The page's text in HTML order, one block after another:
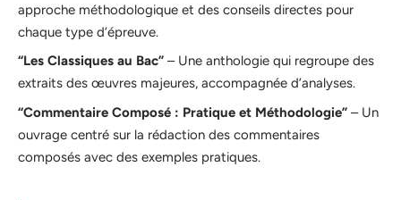
approche méthodologique et des conseils directes pour
chaque type d’épreuve.
“Les Classiques au Bac” – Une anthologie qui regroupe des
extraits des œuvres majeures, accompagnée d’analyses.
“Commentaire Composé : Pratique et Méthodologie” – Un
ouvrage centré sur la rédaction des commentaires
composés avec des exemples pratiques.